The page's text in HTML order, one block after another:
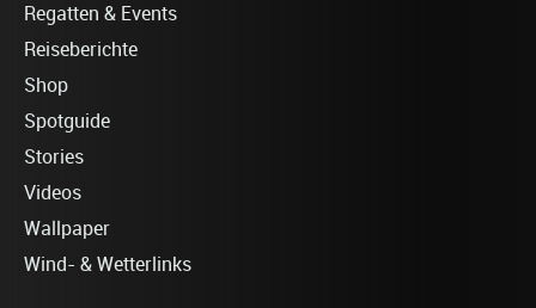
Regatten & Events
Reiseberichte
Shop
Spotguide
Stories
Videos
Wallpaper
Wind- & Wetterlinks